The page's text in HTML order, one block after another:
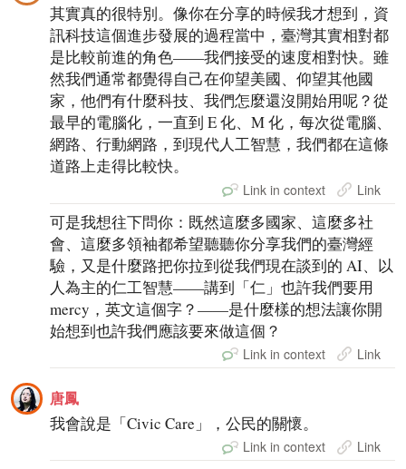
其實真的很特別。像你在分享的時候我才想到，資
訊科技這個進步發展的過程當中，臺灣其實相對都
是比較前進的角色——我們接受的速度相對快。雖
然我們通常都覺得自己在仰望美國、仰望其他國
家，他們有什麼科技、我們怎麼還沒開始用呢？從
最早的電腦化，一直到 E 化、M 化，每次從電腦、
網路、行動網路，到現代人工智慧，我們都在這條
道路上走得比較快。
Link in context Link
可是我想往下問你：既然這麼多國家、這麼多社
會、這麼多領袖都希望聽聽你分享我們的臺灣經
驗，又是什麼路把你拉到從我們現在談到的 AI、以
人為主的仁工智慧——講到「仁」也許我們要用
mercy，英文這個字？——是什麼樣的想法讓你開
始想到也許我們應該要來做這個？
Link in context Link
唐鳳
我會說是「Civic Care」，公民的關懷。
Link in context Link